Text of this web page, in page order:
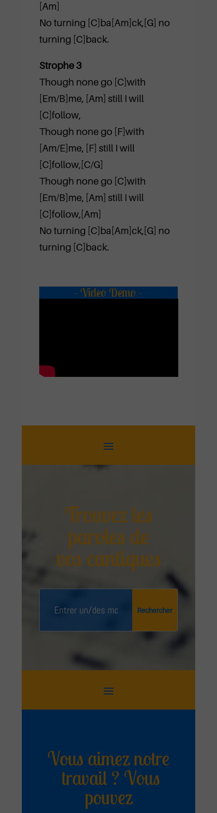
[Am]
No turning [C]ba[Am]ck,[G] no
turning [C]back.
Strophe 3
Though none go [C]with
[Em/B]me, [Am] still I will
[C]follow,
Though none go [F]with
[Am/E]me, [F] still I will
[C]follow,[C/G]
Though none go [C]with
[Em/B]me, [Am] still I will
[C]follow,[Am]
No turning [C]ba[Am]ck,[G] no
turning [C]back.
- Video Demo -
Trouvez les
paroles de
vos cantiques
Vous aimez notre
travail ? Vous
pouvez